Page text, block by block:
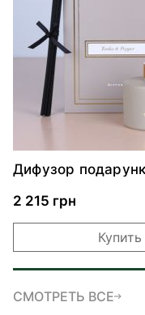
Дифузор
2 215 грн
Купить
СМОТРЕТЬ ВСЕ